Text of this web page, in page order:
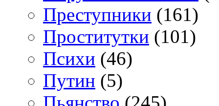
Преступники (161)
Проститутки (101)
Психи (46)
Путин (5)